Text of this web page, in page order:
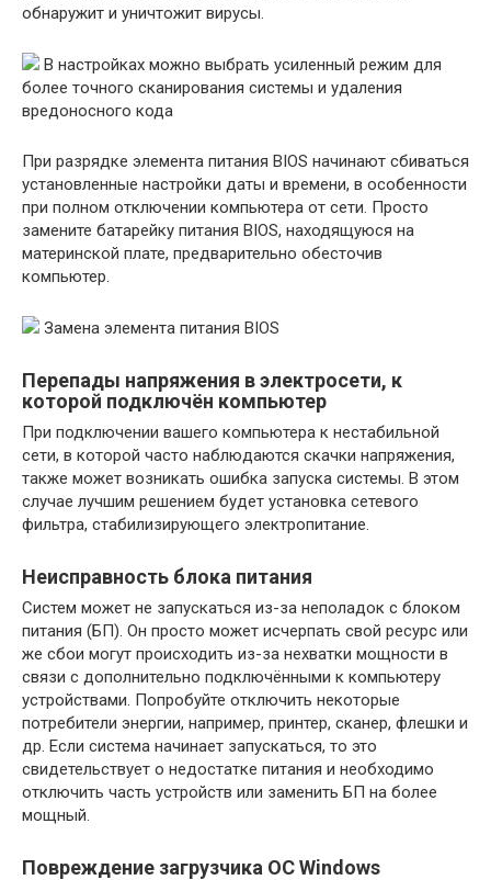
обнаружит и уничтожит вирусы.
В настройках можно выбрать усиленный режим для
более точного сканирования системы и удаления
вредоносного кода
При разрядке элемента питания BIOS начинают сбиваться
установленные настройки даты и времени, в особенности
при полном отключении компьютера от сети. Просто
замените батарейку питания BIOS, находящуюся на
материнской плате, предварительно обесточив
компьютер.
Замена элемента питания BIOS
Перепады напряжения в электросети, к
которой подключён компьютер
При подключении вашего компьютера к нестабильной
сети, в которой часто наблюдаются скачки напряжения,
также может возникать ошибка запуска системы. В этом
случае лучшим решением будет установка сетевого
фильтра, стабилизирующего электропитание.
Неисправность блока питания
Систем может не запускаться из-за неполадок с блоком
питания (БП). Он просто может исчерпать свой ресурс или
же сбои могут происходить из-за нехватки мощности в
связи с дополнительно подключёнными к компьютеру
устройствами. Попробуйте отключить некоторые
потребители энергии, например, принтер, сканер, флешки и
др. Если система начинает запускаться, то это
свидетельствует о недостатке питания и необходимо
отключить часть устройств или заменить БП на более
мощный.
Повреждение загрузчика ОС Windows